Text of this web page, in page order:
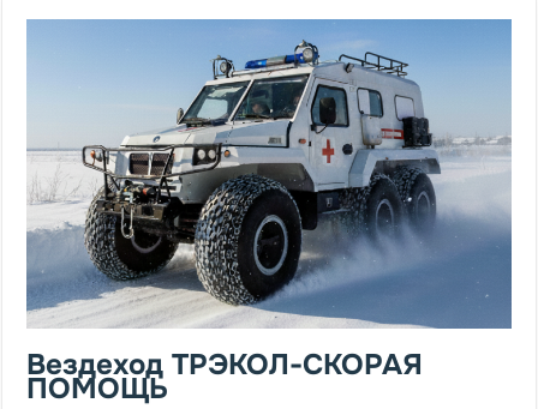
Вездеход ТРЭКОЛ-СКОРАЯ
ПОМОЩЬ